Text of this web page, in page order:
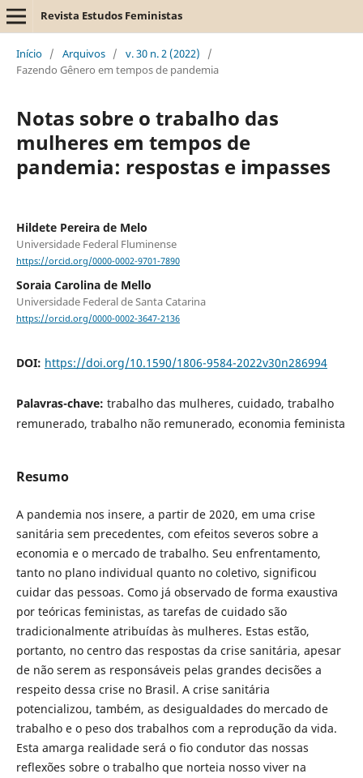
Revista Estudos Feministas
Início / Arquivos / v. 30 n. 2 (2022)
/
Fazendo Gênero em tempos de pandemia
Notas sobre o trabalho das
mulheres em tempos de
pandemia: respostas e impasses
Hildete Pereira de Melo
Universidade Federal Fluminense
https://orcid.org/0000-0002-9701-7890
Soraia Carolina de Mello
Universidade Federal de Santa Catarina
https://orcid.org/0000-0002-3647-2136
DOI: https://doi.org/10.1590/1806-9584-2022v30n286994
Palavras-chave: trabalho das mulheres, cuidado, trabalho
remunerado, trabalho não remunerado, economia feminista
Resumo
A pandemia nos insere, a partir de 2020, em uma crise
sanitária sem precedentes, com efeitos severos sobre a
economia e o mercado de trabalho. Seu enfrentamento,
tanto no plano individual quanto no coletivo, significou
cuidar das pessoas. Como já observado de forma exaustiva
por teóricas feministas, as tarefas de cuidado são
tradicionalmente atribuídas às mulheres. Estas estão,
portanto, no centro das respostas da crise sanitária, apesar
de não serem as responsáveis pelas grandes decisões a
respeito dessa crise no Brasil. A crise sanitária
potencializou, também, as desigualdades do mercado de
trabalho e o peso dos trabalhos com a reprodução da vida.
Esta amarga realidade será o fio condutor das nossas
reflexões sobre o trabalho que norteia nosso viver na